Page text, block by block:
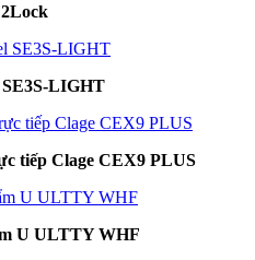
LIGHT
tiếp Clage CEX9 PLUS
U ULTTY WHF